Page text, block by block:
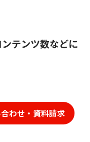
テンツ数などに
わせ・資料請求